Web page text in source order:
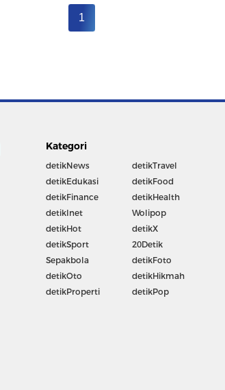
1
Kategori
detikNews
detikEdukasi
detikFinance
detikInet
detikHot
detikSport
Sepakbola
detikOto
detikProperti
detikTravel
detikFood
detikHealth
Wolipop
detikX
20Detik
detikFoto
detikHikmah
detikPop